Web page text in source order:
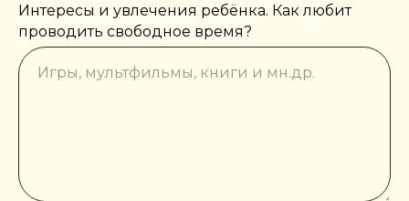
Интересы и увлечения ребёнка. Как любит
проводить свободное время?